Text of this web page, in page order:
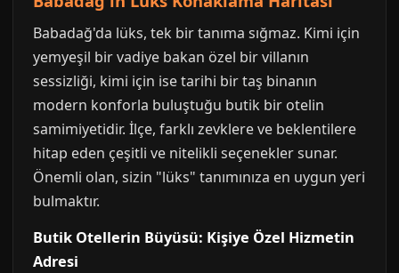
Babadağ'da lüks, tek bir tanıma sığmaz. Kimi için
yemyeşil bir vadiye bakan özel bir villanın
sessizliği, kimi için ise tarihi bir taş binanın
modern konforla buluştuğu butik bir otelin
samimiyetidir. İlçe, farklı zevklere ve beklentilere
hitap eden çeşitli ve nitelikli seçenekler sunar.
Önemli olan, sizin "lüks" tanımınıza en uygun yeri
bulmaktır.
Butik Otellerin Büyüsü: Kişiye Özel Hizmetin
Adresi